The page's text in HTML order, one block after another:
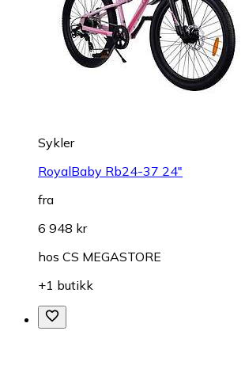
Sykler
RoyalBaby Rb24-37 24"
fra
6 948 kr
hos CS MEGASTORE
+1 butikk